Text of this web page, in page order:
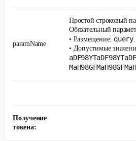
paramName
Простой строковый
Обязательный
• Размещение: query.
• Допустимые
Получение
токена: